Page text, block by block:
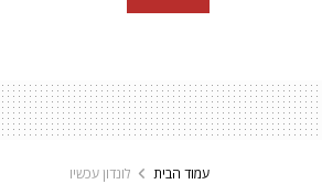
עמוד הבית לונדון עכשיו